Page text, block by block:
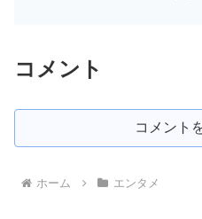
コメント
コメント
ホーム エンタメ